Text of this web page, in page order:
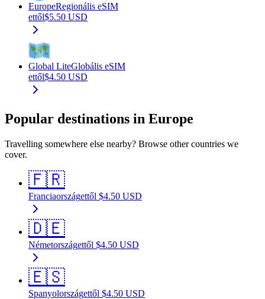
EuropeRegionális eSIM
ettől$5.50 USD
Global LiteGlobális eSIM
ettől$4.50 USD
Popular destinations in Europe
Travelling somewhere else nearby? Browse other countries we
cover.
🇫🇷
Franciaországettől $4.50 USD
🇩🇪
Németországettől $4.50 USD
🇪🇸
Spanyolországettől $4.50 USD